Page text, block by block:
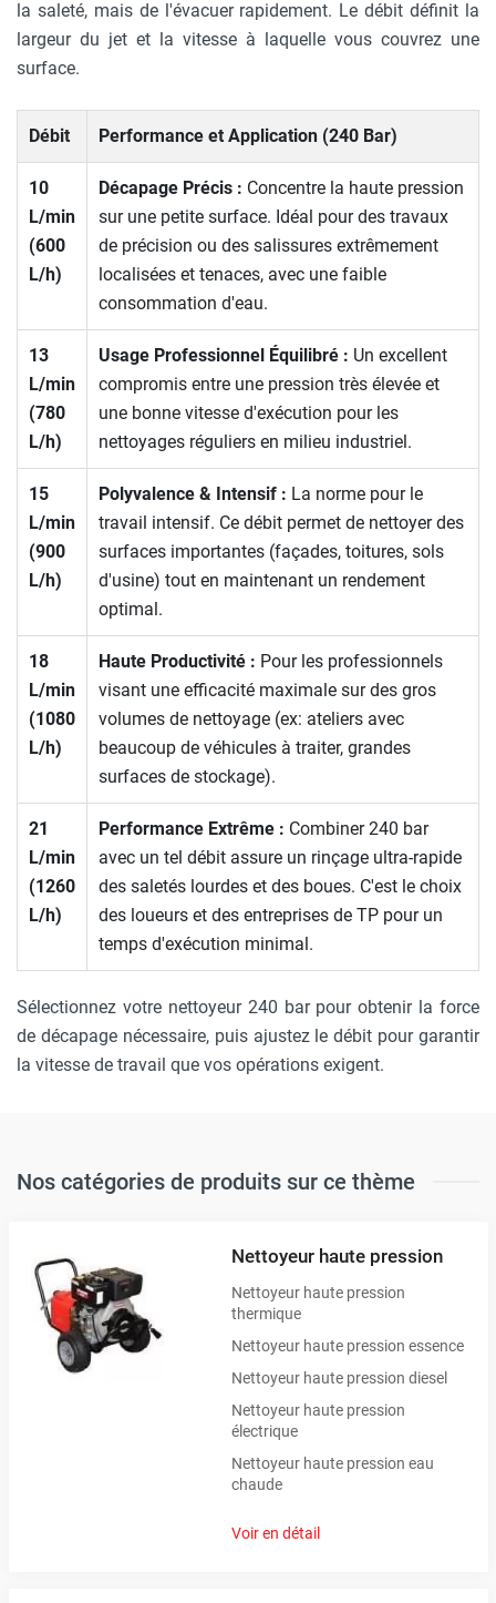
la saleté, mais de l'évacuer rapidement. Le débit définit la
largeur du jet et la vitesse à laquelle vous couvrez une
surface.
Débit Performance et Application (240 Bar)
10
L/min
(600
L/h)
Décapage Précis : Concentre la haute pression
sur une petite surface. Idéal pour des travaux
de précision ou des salissures extrêmement
localisées et tenaces, avec une faible
consommation d'eau.
13
L/min
(780
L/h)
Usage Professionnel Équilibré : Un excellent
compromis entre une pression très élevée et
une bonne vitesse d'exécution pour les
nettoyages réguliers en milieu industriel.
15
L/min
(900
L/h)
Polyvalence & Intensif : La norme pour le
travail intensif. Ce débit permet de nettoyer des
surfaces importantes (façades, toitures, sols
d'usine) tout en maintenant un rendement
optimal.
18
L/min
(1080
L/h)
Haute Productivité : Pour les professionnels
visant une efficacité maximale sur des gros
volumes de nettoyage (ex: ateliers avec
beaucoup de véhicules à traiter, grandes
surfaces de stockage).
21
L/min
(1260
L/h)
Performance Extrême : Combiner 240 bar
avec un tel débit assure un rinçage ultra-rapide
des saletés lourdes et des boues. C'est le choix
des loueurs et des entreprises de TP pour un
temps d'exécution minimal.
Sélectionnez votre nettoyeur 240 bar pour obtenir la force
de décapage nécessaire, puis ajustez le débit pour garantir
la vitesse de travail que vos opérations exigent.
Nos catégories de produits sur ce thème
Nettoyeur haute pression
Nettoyeur haute pression
thermique
Nettoyeur haute pression essence
Nettoyeur haute pression diesel
Nettoyeur haute pression
électrique
Nettoyeur haute pression eau
chaude
Voir en détail